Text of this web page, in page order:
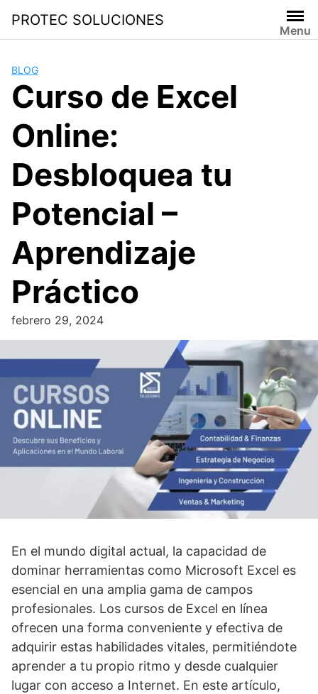
PROTEC SOLUCIONES
Menu
BLOG
Curso de Excel
Online:
Desbloquea tu
Potencial –
Aprendizaje
Práctico
febrero 29, 2024
En el mundo digital actual, la capacidad de
dominar herramientas como Microsoft Excel es
esencial en una amplia gama de campos
profesionales. Los cursos de Excel en línea
ofrecen una forma conveniente y efectiva de
adquirir estas habilidades vitales, permitiéndote
aprender a tu propio ritmo y desde cualquier
lugar con acceso a Internet. En este artículo,